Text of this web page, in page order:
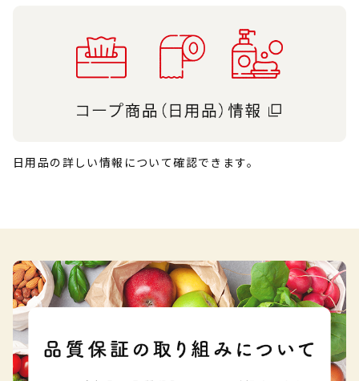
日用品の詳しい情報について確認できます。